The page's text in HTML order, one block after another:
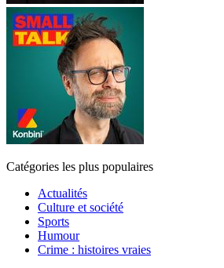
Catégories les plus populaires
Actualités
Culture et société
Sports
Humour
Crime : histoires vraies